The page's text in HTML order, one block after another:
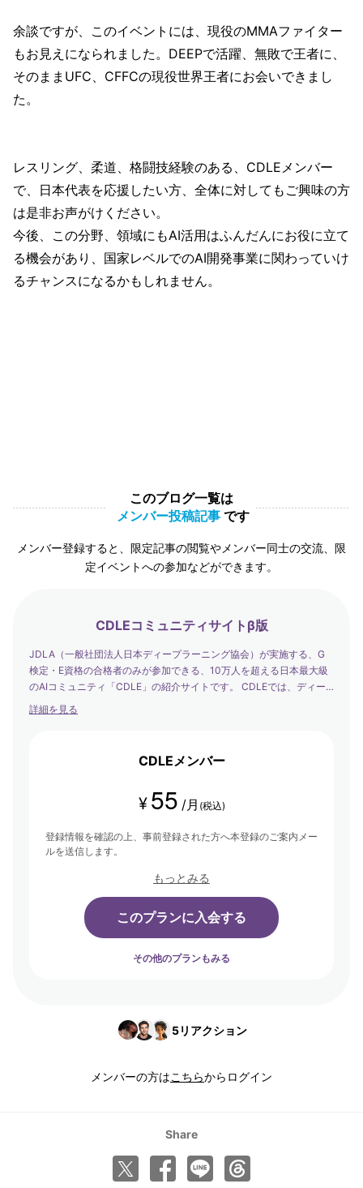
余談ですが、このイベントには、現役のMMAファイター
もお見えになられました。DEEPで活躍、無敗で王者に、
そのままUFC、CFFCの現役世界王者にお会いできまし
た。
レスリング、柔道、格闘技経験のある、CDLEメンバー
で、日本代表を応援したい方、全体に対してもご興味の方
は是非お声がけください。
今後、この分野、領域にもAI活用はふんだんにお役に立て
る機会があり、国家レベルでのAI開発事業に関わっていけ
るチャンスになるかもしれません。
このブログ一覧は
メンバー投稿記事 です
メンバー登録すると、限定記事の閲覧やメンバー同士の交流、限
定イベントへの参加などができます。
CDLEコミュニティサイトβ版
JDLA（一般社団法人日本ディープラーニング協会）が実施する、G
検定・E資格の合格者のみが参加できる、10万人を超える日本最大級
のAIコミュニティ「CDLE」の紹介サイトです。 CDLEでは、ディー
プラーニングの社会実装の日本代表として、社会を発展させるエバン
詳細を見る
CDLEメンバー
¥ 55 /月 (税込)
登録情報を確認の上、事前登録された方へ本登録のご案内メー
ルを送信します。
もっとみる
このプランに入会する
その他のプランもみる
5リアクション
メンバーの方はこちらからログイン
Share